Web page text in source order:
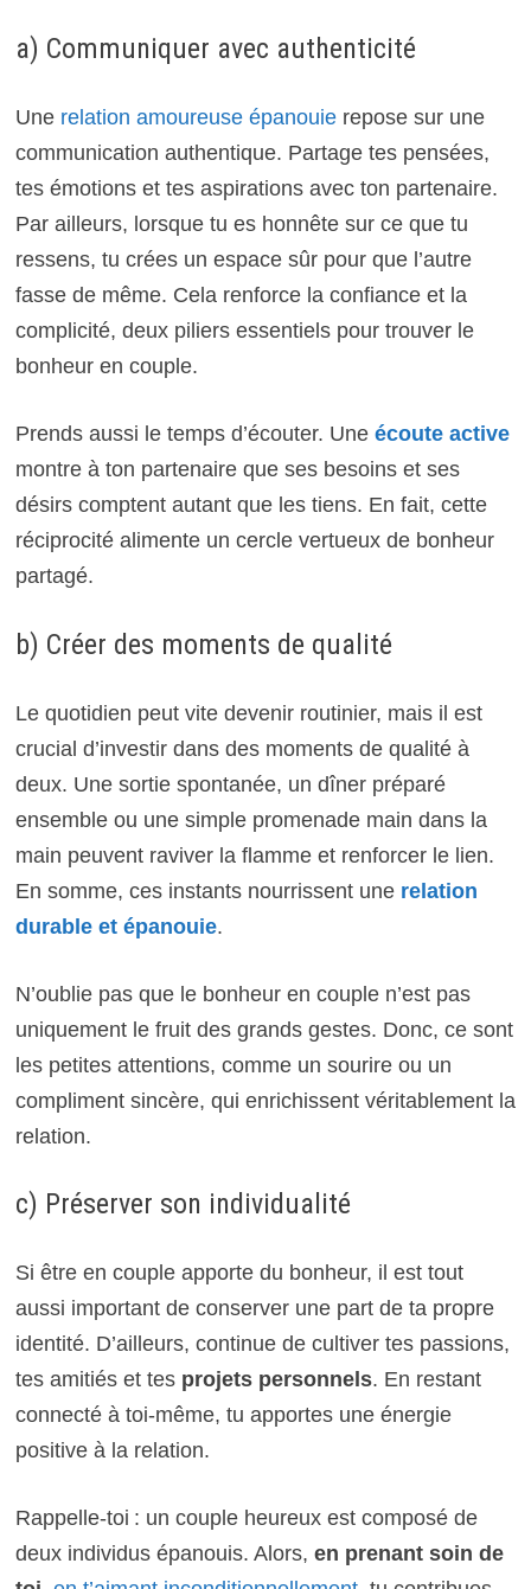
a) Communiquer avec authenticité
Une relation amoureuse épanouierepose sur une
communication authentique. Partage tes pensées,
tes émotions et tes aspirations avec ton partenaire.
Par ailleurs, lorsque tu es honnête sur ce que tu
ressens, tu crées un espace sûr pour que l’autre
fasse de même. Cela renforce la confiance et la
complicité, deux piliers essentiels pour trouver le
bonheur en couple.
Prends aussi le temps d’écouter. Une écoute active
montre à ton partenaire que ses besoins et ses
désirs comptent autant que les tiens. En fait, cette
réciprocité alimente un cercle vertueux de bonheur
partagé.
b) Créer des moments de qualité
Le quotidien peut vite devenir routinier, mais il est
crucial d’investir dans des moments de qualité à
deux. Une sortie spontanée, un dîner préparé
ensemble ou une simple promenade main dans la
main peuvent raviver la flamme et renforcer le lien.
En somme, ces instants nourrissent une relation
durable et épanouie.
N’oublie pas que le bonheur en couple n’est pas
uniquement le fruit des grands gestes. Donc, ce sont
les petites attentions, comme un sourire ou un
compliment sincère, qui enrichissent véritablement la
relation.
c) Préserver son individualité
Si être en couple apporte du bonheur, il est tout
aussi important de conserver une part de ta propre
identité. D’ailleurs, continue de cultiver tes passions,
tes amitiés et tes projets personnels. En restant
connecté à toi-même, tu apportes une énergie
positive à la relation.
Rappelle-toi : un couple heureux est composé de
deux individus épanouis. Alors, en prenant soin de